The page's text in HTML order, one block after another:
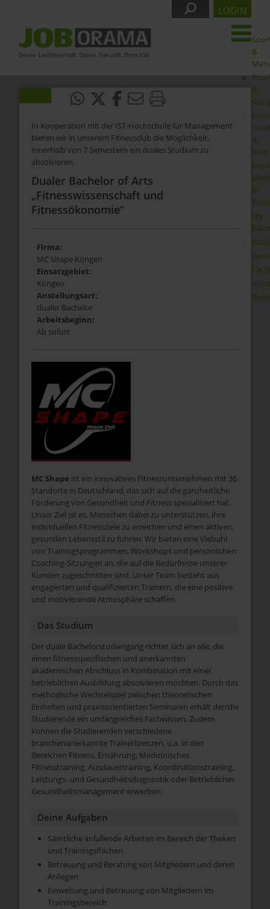
&
&
&
&
My
FAQs
LOGIN
In Kooperation mit der IST-Hochschule für Management
bieten wir in unserem Fitnessclub die Möglichkeit,
innerhalb von 7 Semestern ein duales Studium zu
absolvieren.
Dualer Bachelor of Arts
„Fitnesswissenschaft und
Fitnessökonomie“
Firma:
MC Shape Köngen
Einsatzgebiet:
Köngen
Anstellungsart:
dualer Bachelor
Arbeitsbeginn:
Ab sofort
MC Shape ist ein innovatives Fitnessunternehmen mit 36
Standorte in Deutschland, das sich auf die ganzheitliche
Förderung von Gesundheit und Fitness spezialisiert hat.
Unser Ziel ist es, Menschen dabei zu unterstützen, ihre
individuellen Fitnessziele zu erreichen und einen aktiven,
gesunden Lebensstil zu führen. Wir bieten eine Vielzahl
von Trainingsprogrammen, Workshops und persönlichen
Coaching-Sitzungen an, die auf die Bedürfnisse unserer
Kunden zugeschnitten sind. Unser Team besteht aus
engagierten und qualifizierten Trainern, die eine positive
und motivierende Atmosphäre schaffen.
Das Studium
Der duale Bachelorstudiengang richtet sich an alle, die
einen fitnessspezifischen und anerkannten
akademischen Abschluss in Kombination mit einer
betrieblichen Ausbildung absolvieren möchten. Durch das
methodische Wechselspiel zwischen theoretischen
Einheiten und praxisorientierten Seminaren erhält der/die
Studierende ein umfangreiches Fachwissen. Zudem
können die Studierenden verschiedene
branchenanerkannte Trainerlizenzen, u.a. in den
Bereichen Fitness, Ernährung, Medizinisches
Fitnesstraining, Ausdauertraining, Koordinationstraining,
Leistungs- und Gesundheitsdiagnostik oder Betriebliches
Gesundheitsmanagement erwerben.
Deine Aufgaben
Sämtliche anfallende Arbeiten im Bereich der Theken
und Trainingsflächen
Betreuung und Beratung von Mitgliedern und deren
Anliegen
Einweisung und Betreuung von Mitgliedern im
Trainingsbereich